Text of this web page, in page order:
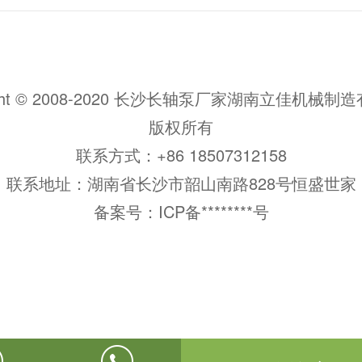
© 2008-2020 长沙长轴泵厂家湖南立佳机械制造
版权所有
联系方式：+86 18507312158
联系地址：湖南省长沙市韶山南路828号恒盛世家
备案号： ICP备********号